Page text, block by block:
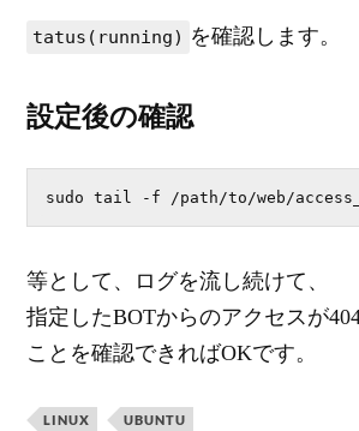
tatus(running) を確認します。
設定後の確認
sudo tail -f /path/to/web/
等として、ログを流し続けて、
指定したBOTからのアクセスが
ことを確認できればOKです。
LINUX UBUNTU